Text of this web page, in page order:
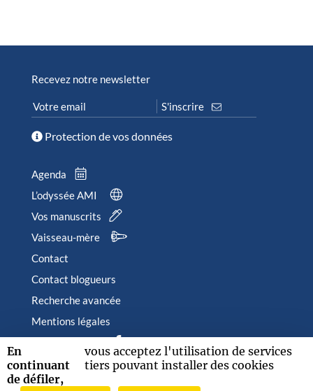
Recevez notre newsletter
Protection de vos données
Agenda
L’odyssée AMI
Vos manuscrits
Vaisseau-mère
Contact
Contact blogueurs
Recherche avancée
Mentions légales
En
continuant
de défiler,
vous acceptez l'utilisation de services
tiers pouvant installer des cookies